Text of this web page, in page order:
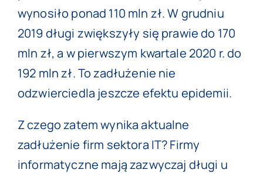
wynosiło ponad 110 mln zł. W grudniu
2019 długi zwiększyły się prawie do 170
mln zł, a w pierwszym kwartale 2020 r. do
192 mln zł. To zadłużenie nie
odzwierciedla jeszcze efektu epidemii.
Z czego zatem wynika aktualne
zadłużenie firm sektora IT? Firmy
informatyczne mają zazwyczaj długi u